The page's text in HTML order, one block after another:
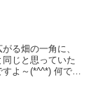
る畑の一角に、
同じと思っていた
よ～(*^^*) 何で